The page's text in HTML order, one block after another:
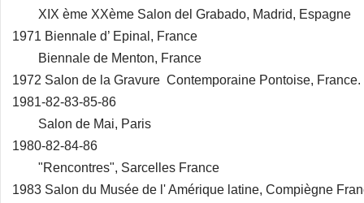
XIX ème XXème Salon del Grabado, Madrid, Espagne
1971 Biennale d’ Epinal, France
Biennale de Menton, France
1972 Salon de la Gravure Contemporaine Pontoise, France.
1981-82-83-85-86
Salon de Mai, Paris
1980-82-84-86
"Rencontres", Sarcelles France
1983 Salon du Musée de l' Amérique latine, Compiègne